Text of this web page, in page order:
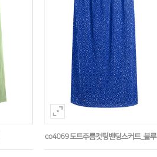
co4069 도트주름컷팅밴딩스커트_블루